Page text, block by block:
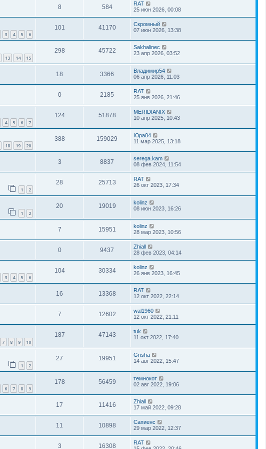
8 584
RAT
25 июн 2026, 00:08
3 4 5 6
101 41170
Скромный
07 июн 2026, 13:38
13 14 15
298 45722
Sakhalinec
23 апр 2026, 03:52
18 3366
Владимир54
06 апр 2026, 11:03
0 2185
RAT
25 янв 2026, 21:46
4 5 6 7
124 51878
MERIDIANIX
10 апр 2025, 10:43
18 19 20
388 159029
Юра04
11 мар 2025, 13:18
3 8837
serega.kam
08 фев 2024, 11:54
1 2
28 25713
RAT
26 окт 2023, 17:34
1 2
20 19019
kolinz
08 июн 2023, 16:26
7 15951
kolinz
28 мар 2023, 10:56
0 9437
Zhiall
28 фев 2023, 04:14
3 4 5 6
104 30334
kolinz
26 янв 2023, 16:45
16 13368
RAT
12 окт 2022, 22:14
7 12602
wal1960
12 окт 2022, 21:11
7 8 9 10
187 47143
tuk
11 окт 2022, 17:40
1 2
27 19951
Grisha
14 авг 2022, 15:47
6 7 8 9
178 56459
темнокот
02 авг 2022, 19:06
17 11416
Zhiall
17 май 2022, 09:28
11 10898
Сапиенс
29 мар 2022, 12:37
3 16308
RAT